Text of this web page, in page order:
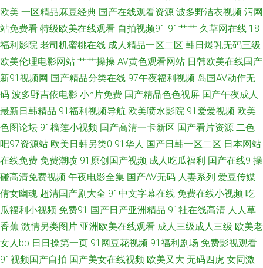
无码98福利 91少妇啪啪婷婷超碰 男女啪啪免费网站91 91疯狂高潮对白合集
利在线视频观看 国产一二三四 91豆花精品 国产精品自拍一区 91花探 欧美强
奸第5页 91九色熟女露脸 老湿机午夜剧场 91n女在线 丁香在线一区二区三区
色婷亚洲网站 丁香婷婷乱鲁 91免费在线观看网站 人人操b 91影音先锋图片
资源 婷婷激情性 白浆二区欧美 婷婷五月先锋影音 91狼友紧急 国产自线在拍
夜福利第一区日韩 九一免费看片 91传媒在线观看 91福利在线导航 国产网站
久久 91白丝免费在线观看 黄色苍库 91福利淫导航 男人天堂色91N 国产玖玖
精品 91传媒在线免费看 九一干逼视频 在线不卡a 亚洲骚逼网 女同拉拉 91社
欧美 一区精品麻豆经典 国产在线观看资源 波多野洁衣视频 污网
站免费看 特级欧美在线观看 自拍视频91 91艹艹 久草网在线 18
福利影院 老司机蜜桃在线 成人精品一区二区 韩日爆乳无码三级
欧美伦理电影网站 艹艹操操 AV黄色观看网站 日韩欧美在线国产
新91视频网 国产精品分类在线 97午夜福利视频 岛国AV动作无
码 波多野吉依电影 小h片免费 国产精品色色视屏 国产午夜成人
最新日韩精品 91福利视频导航 欧美喷水影院 91爱爱视频 欧美
色图论坛 91榴莲小视频 国产高清一卡新区 国产看片资源 二色
吧97资源站 欧美日韩另类0 91华人 国产日韩一区二区 日本网站
在线免费 免费潮喷 91原创国产视频 成人吃瓜福利 国产在线9 操
碰高清免费视频 午夜电影全集 国产AV无码 人妻系列 爱豆传媒
倩女幽魂 超清国产剧大全 91中文字幕在线 免费在线小视频 吃
瓜福利小视频 免费91 国产日产亚洲精品 91社在线高清 人人草
香蕉 激情另类图片 亚洲欧美在线观看 成人三级成人三级 欧美老
女人bb 日日操第一页 91网豆花视频 91福利剧场 免费影视观看
91视频国产自拍 国产美女在线视频 欧美又大 无码四虎 女同激